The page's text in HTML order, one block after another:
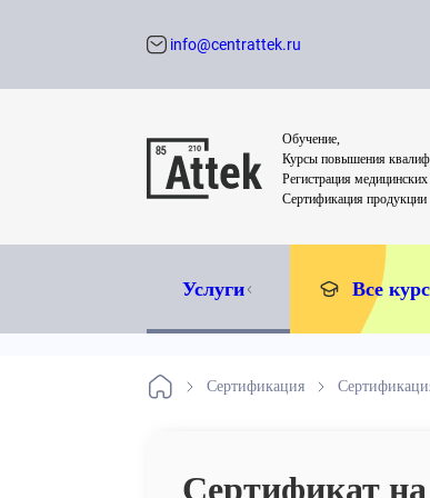
info@centrattek.ru
Обучение,
Курсы повышения
Регистрация медицинских
Сертификация продукции
Услуги Все
Сертификация
Сертификат